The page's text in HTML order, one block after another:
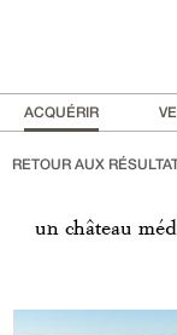
ACQUÉRIR
RETOUR AUX
un château